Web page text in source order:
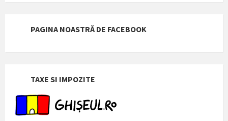
PAGINA NOASTRĂ DE FACEBOOK
TAXE SI IMPOZITE